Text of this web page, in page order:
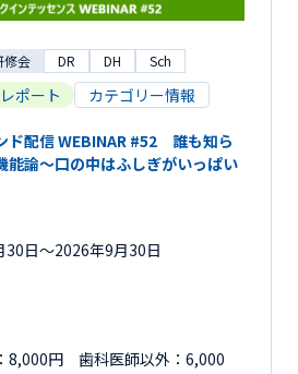
修会 DR DH Sch
ポート カテゴリー情報
ド配信 WEBINAR #52 誰も知ら
能論～口の中はふしぎがいっぱい
30日〜2026年9月30日
8,000円 歯科医師以外：6,000